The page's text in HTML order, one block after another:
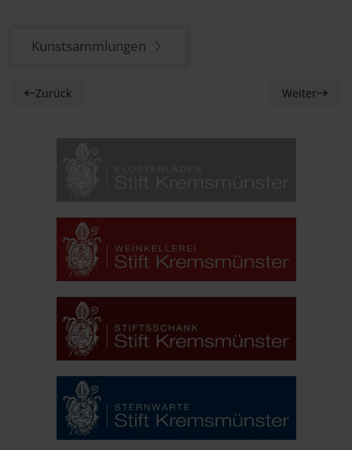
Kunstsammlungen
Zurück Weiter